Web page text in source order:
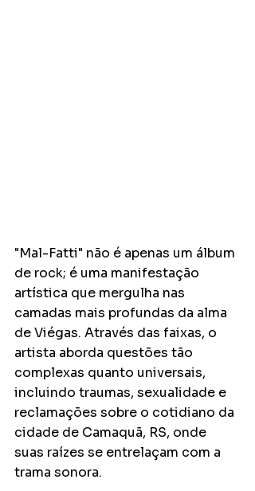
"Mal-Fatti" não é apenas um álbum
de rock; é uma manifestação
artística que mergulha nas
camadas mais profundas da alma
de Viégas. Através das faixas, o
artista aborda questões tão
complexas quanto universais,
incluindo traumas, sexualidade e
reclamações sobre o cotidiano da
cidade de Camaquã, RS, onde
suas raízes se entrelaçam com a
trama sonora.